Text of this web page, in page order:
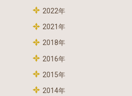
2022年
2021年
2018年
2016年
2015年
2014年